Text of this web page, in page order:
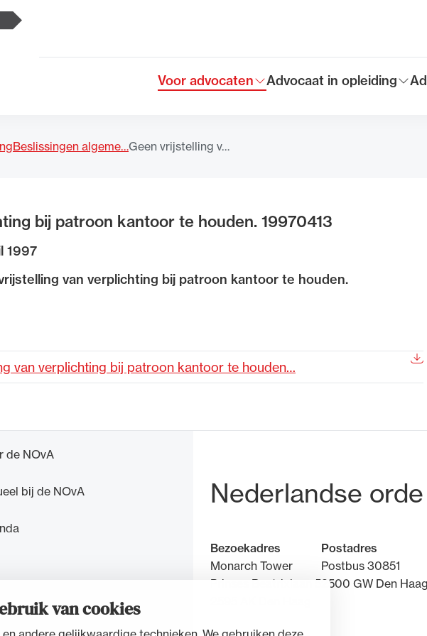
van cookies
Toon submenu voor
Voor advocaten
Toon submenu voor
Advocaat in opleiding
Beslissingen algeme…Geen vrijstelling v…
bij patroon kantoor te houden. 19970413
1997
van verplichting bij patroon kantoor te houden.
van verplichting bij patroon kantoor te houden…
de NOvA
bij de NOvA Bezoek- en
Nederlandse
Bezoekadres
Monarch Tower
Prinses Beatrixlaan 5
Postadres
Postbus 30851
2500 GW Den Haag
voor de advocatuur. Van de
tot de Verordening op de advocatuur
op de advocatuur (Roda).
Ondersteuning voor
beroepsuitoefening: